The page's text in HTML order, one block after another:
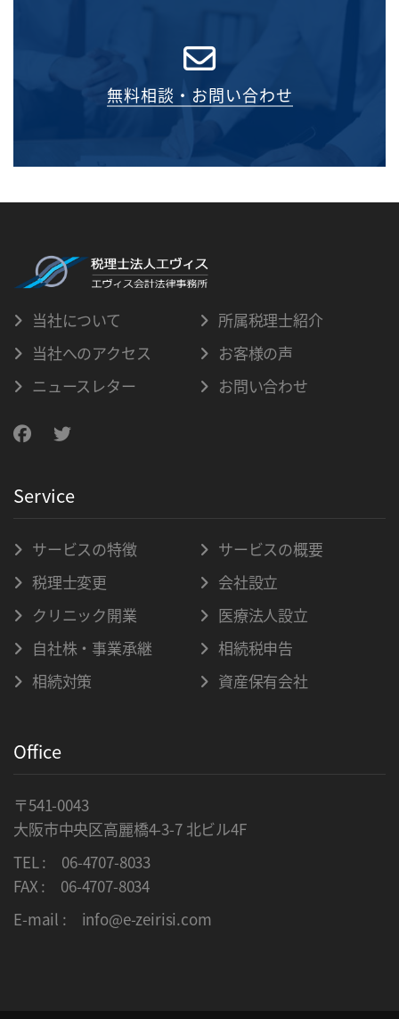
無料相談・お問い合わせ
当社について
所属税理士紹介
当社へのアクセス
お客様の声
ニュースレター
お問い合わせ
Service
サービスの特徴
サービスの概要
税理士変更
会社設立
クリニック開業
医療法人設立
自社株・事業承継
相続税申告
相続対策
資産保有会社
Office
〒541-0043
大阪市中央区高麗橋4-3-7 北ビル4F
TEL : 06-4707-8033
FAX : 06-4707-8034
E-mail : info@e-zeirisi.com